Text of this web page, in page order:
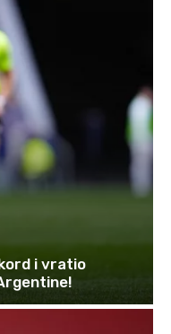
i vratio